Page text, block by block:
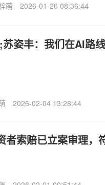
萌 2026-01-26 08:36:44
姿丰：我们在AI路
2026-02-04 13:28:44
者索赔已立案审理，